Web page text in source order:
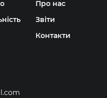
Про нас
Звіти
Контакти